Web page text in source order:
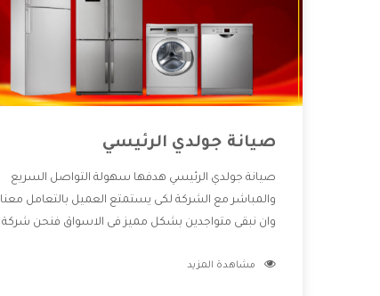
صيانة جولدي الرئيسي
صيانة جولدي الرئيسي هدفها سهولة التواصل السريع
والمباشر مع الشركة لكى يستمتع العميل بالتعامل معنا
وان نبقى متواجدين بشكل مميز فى الاسواق فنحن شركة
بالخدمات التى تنفرد الشركة بها والتى تكون منها خدمة
مشاهدة المزيد